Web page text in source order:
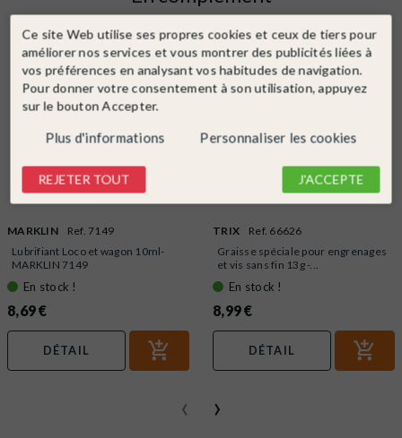
MARKLIN
Ref. 7149
Lubrifiant Loco et wagon 10ml-
MARKLIN 7149
En stock !
8,69 €
DÉTAIL
TRIX
Ref. 66626
Graisse spéciale pour engrenages
et vis sans fin 13g -...
En stock !
8,99 €
DÉTAIL
‹ ›
Ce site Web utilise ses propres cookies et ceux de tiers pour
améliorer nos services et vous montrer des publicités liées à
vos préférences en analysant vos habitudes de navigation.
Pour donner votre consentement à son utilisation, appuyez
sur le bouton Accepter.
Plus d'informations Personnaliser les cookies
REJETER TOUT J'ACCEPTE